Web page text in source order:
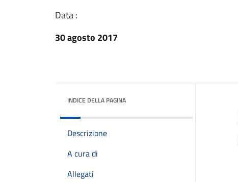
Data :
30 agosto 2017
INDICE DELLA PAGINA
Descrizione
A cura di
Allegati